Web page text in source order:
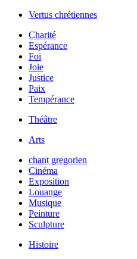
Vertus chrétiennes
Charité
Espérance
Foi
Joie
Justice
Paix
Tempérance
Théâtre
Arts
chant gregorien
Cinéma
Exposition
Louange
Musique
Peinture
Sculpture
Histoire